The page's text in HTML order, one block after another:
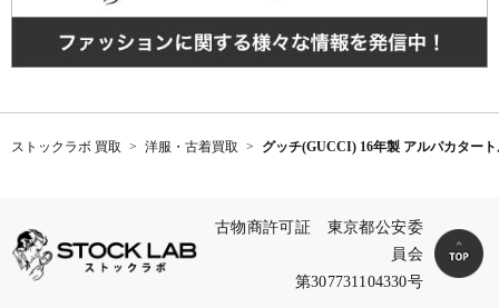
ストックラボ 買取 洋服・古着買取 グッチ(GUCCI) 16年製 アルパカター
古物商許可証 東京都公安委
員会
第307731104330号